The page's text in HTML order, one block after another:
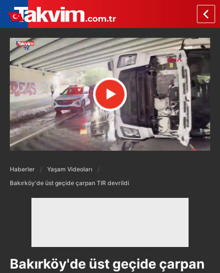
Haberler
Yaşam Videoları
Bakırköy'de üst geçide çarpan TIR devrildi
Bakırköy'de üst geçide çarpan